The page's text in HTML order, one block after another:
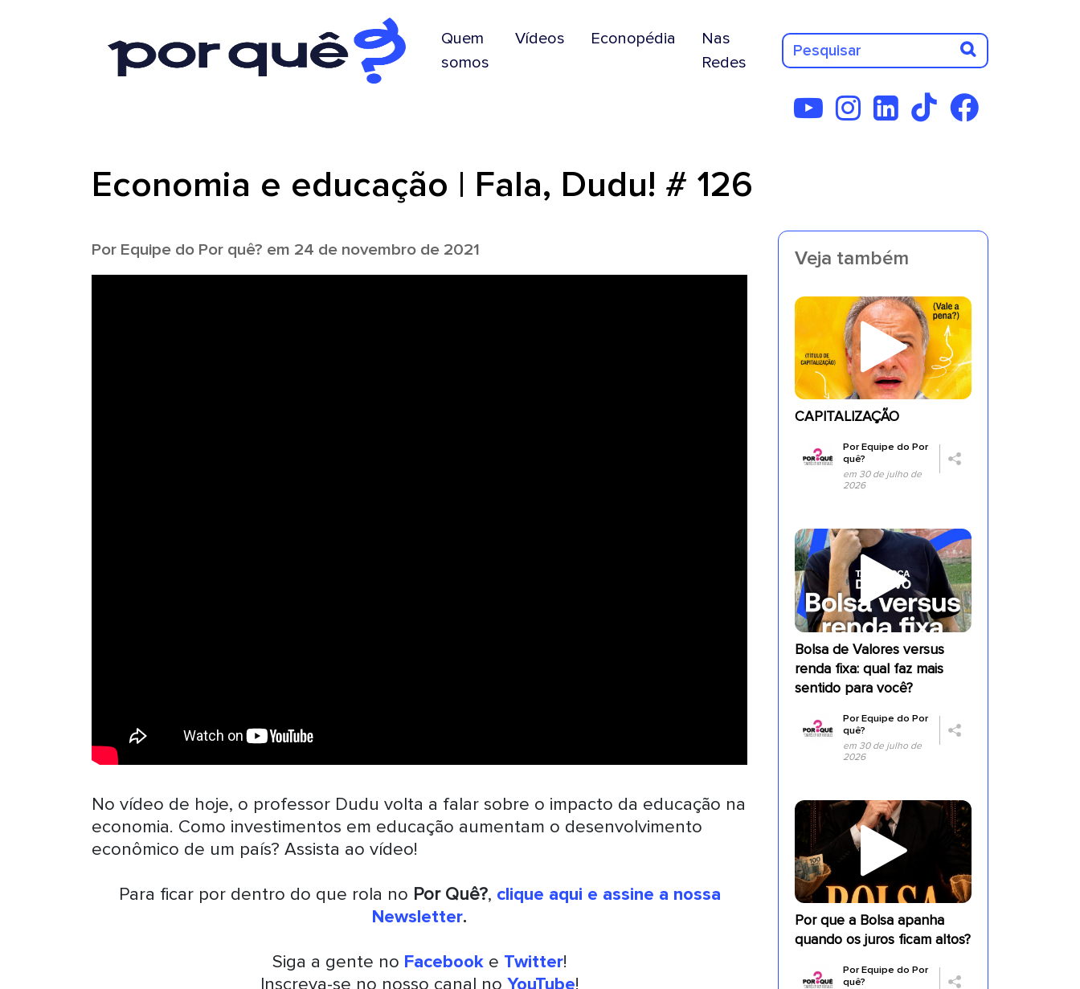
Quem
somos
Vídeos Econopédia
Nas
Redes
Economia e educação | Fala, Dudu! # 126
Por Equipe do Por quê? em 24 de novembro de 2021
No vídeo de hoje, o professor Dudu volta a falar sobre o impacto da educação na
economia. Como investimentos em educação aumentam o desenvolvimento
econômico de um país? Assista ao vídeo!
Para ficar por dentro do que rola no Por Quê?, clique aqui e assine a nossa
Newsletter.
Siga a gente no Facebooke Twitter!
Inscreva-se no nosso canal no YouTube!
Veja também
CAPITALIZAÇÃO
PorEquipe do Por
quê?
em 30 de julho de
2026
Bolsa de Valores versus
renda fixa: qual faz mais
sentido para você?
PorEquipe do Por
quê?
em 30 de julho de
2026
Por que a Bolsa apanha
quando os juros ficam altos?
PorEquipe do Por
quê?